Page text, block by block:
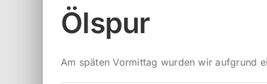
Ölspur
Am späten Vormittag wurden wir aufgrund